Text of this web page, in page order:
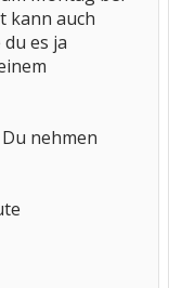
kann auch
es ja
nehmen